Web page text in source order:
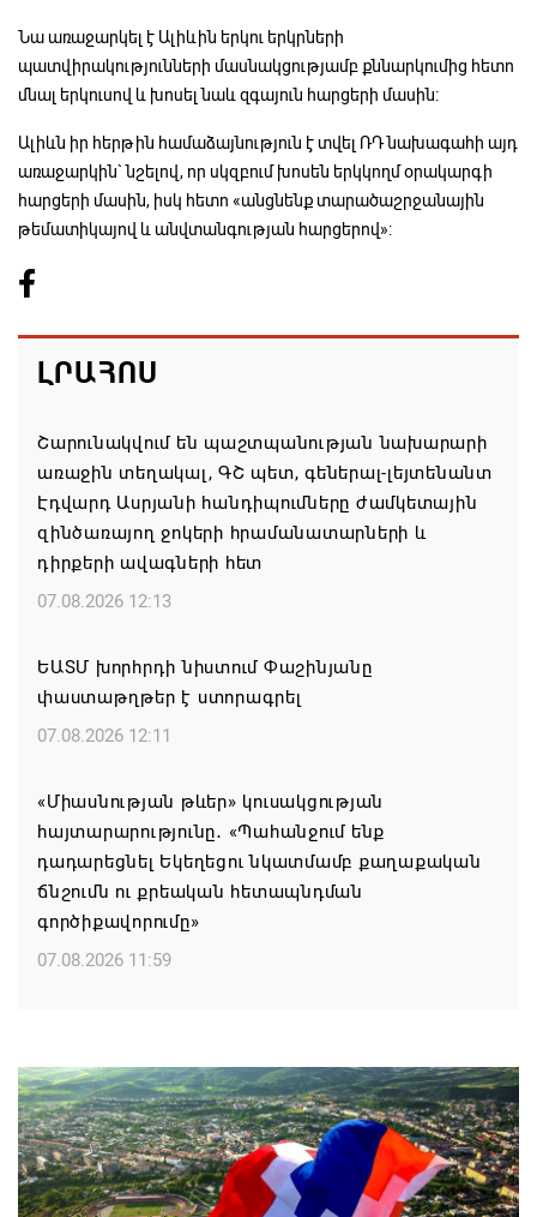
Նա առաջարկել է Ալիևին երկու երկրների
պատվիրակությունների մասնակցությամբ քննարկումից հետո
մնալ երկուսով և խոսել նաև զգայուն հարցերի մասին:
Ալիևն իր հերթին համաձայնություն է տվել ՌԴ նախագահի այդ
առաջարկին` նշելով, որ սկզբում խոսեն երկկողմ օրակարգի
հարցերի մասին, իսկ հետո «անցնենք տարածաշրջանային
թեմատիկայով և անվտանգության հարցերով»:
ԼՐԱՀՈՍ
Շարունակվում են պաշտպանության նախարարի
առաջին տեղակալ, ԳՇ պետ, գեներալ-լեյտենանտ
Էդվարդ Ասրյանի հանդիպումները ժամկետային
զինծառայող ջոկերի հրամանատարների և
դիրքերի ավագների հետ
07.08.2026 12:13
ԵԱՏՄ խորհրդի նիստում Փաշինյանը
փաստաթղթեր է ստորագրել
07.08.2026 12:11
«Միասնության թևեր» կուսակցության
հայտարարությունը․ «Պահանջում ենք
դադարեցնել Եկեղեցու նկատմամբ քաղաքական
ճնշումն ու քրեական հետապնդման
գործիքավորումը»
07.08.2026 11:59
իշխանությունների գործողությունները
հակասահմանադրական են. ՀՅԴ Բյուրո
07.08.2026 11:52